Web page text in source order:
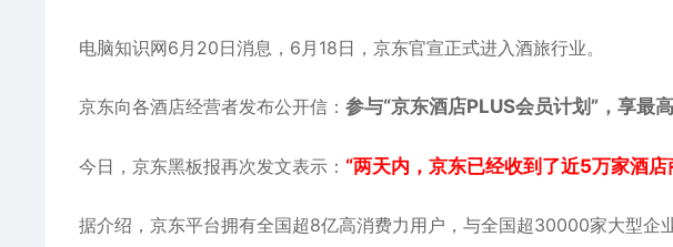
电脑知识网6月20日消息，6月18日， 京东官宣正式进入酒旅行业。
京东向各酒店经营者发布公开信： 参与“京东酒店PLUS会员计划”，享最
今日，京东黑板报再次发文表示： “两天内，京东已经收到了近5万家酒
据介绍，京东平台拥有全国超8亿高消费力用户，与全国超30000家大型企